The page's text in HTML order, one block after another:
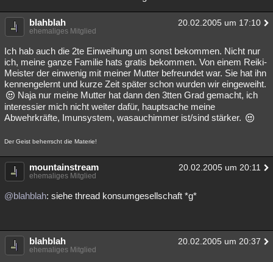
blahblah 20.02.2005 um 17:10
ehemaliges Mitglied
Ich hab auch die 2te Einweihung um sonst bekommen. Nicht nur
ich, meine ganze Familie hats gratis bekommen. Von einem Reiki-
Meister der einwenig mit meiner Mutter befreundet war. Sie hat ihn
kennengelernt und kurze Zeit später schon wurden wir eingeweiht.
Naja nur meine Mutter hat dann den 3tten Grad gemacht, ich
interessier mich nicht weiter dafür, hauptsache meine
Abwehrkräfte, Imunsystem, wasauchimmer ist/sind stärker.
Der Geist beherrscht die Materie!
mountainstream 20.02.2005 um 20:11
ehemaliges Mitglied
@blahblah: siehe thread konsumgesellschaft *g*
blahblah 20.02.2005 um 20:37
ehemaliges Mitglied